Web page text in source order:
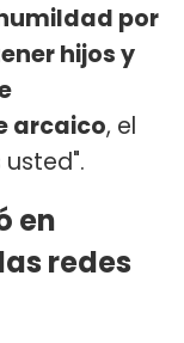
por
hijos y
arcaico, el
en
redes